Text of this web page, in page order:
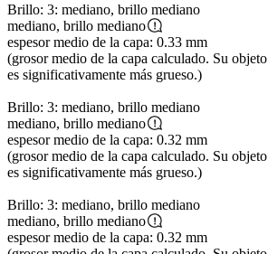
Brillo: 3: mediano, brillo mediano
mediano, brillo mediano
espesor medio de la capa: 0.33 mm
(grosor medio de la capa calculado. Su objeto
es significativamente más grueso.)
Brillo: 3: mediano, brillo mediano
mediano, brillo mediano
espesor medio de la capa: 0.32 mm
(grosor medio de la capa calculado. Su objeto
es significativamente más grueso.)
Brillo: 3: mediano, brillo mediano
mediano, brillo mediano
espesor medio de la capa: 0.32 mm